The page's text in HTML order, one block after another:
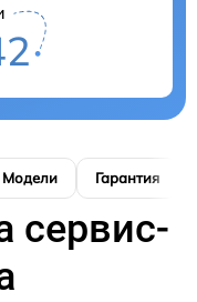
Модели Гарантия
сервис-